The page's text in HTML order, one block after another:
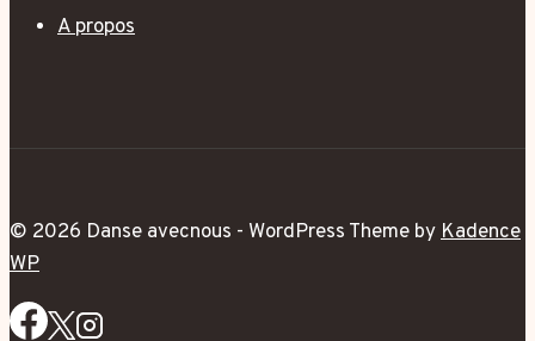
A propos
© 2026 Danse avecnous - WordPress Theme byKadence
WP